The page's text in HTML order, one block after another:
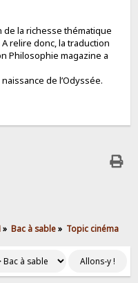
de la richesse thématique
relire donc, la traduction
Philosophie magazine a
de l’Odyssée.
» Bac à sable» Topic cinéma